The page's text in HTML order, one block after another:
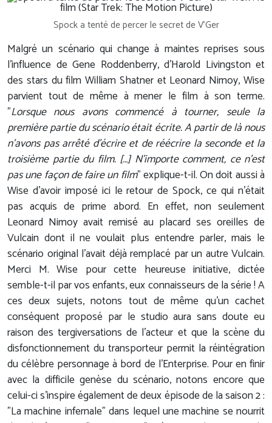
Spock a tenté de percer le secret de V'Ger
Malgré un scénario qui change à maintes reprises sous
l'influence de Gene Roddenberry, d'Harold Livingston et
des stars du film William Shatner et Leonard Nimoy, Wise
parvient tout de même à mener le film à son terme.
"Lorsque nous avons commencé à tourner, seule la
première partie du scénario était écrite. A partir de là nous
n'avons pas arrêté d'écrire et de réécrire la seconde et la
troisième partie du film. […] N'importe comment, ce n'est
pas une façon de faire un film" explique-t-il. On doit aussi à
Wise d'avoir imposé ici le retour de Spock, ce qui n'était
pas acquis de prime abord. En effet, non seulement
Leonard Nimoy avait remisé au placard ses oreilles de
Vulcain dont il ne voulait plus entendre parler, mais le
scénario original l'avait déjà remplacé par un autre Vulcain.
Merci M. Wise pour cette heureuse initiative, dictée
semble-t-il par vos enfants, eux connaisseurs de la série ! A
ces deux sujets, notons tout de même qu'un cachet
conséquent proposé par le studio aura sans doute eu
raison des tergiversations de l'acteur et que la scène du
disfonctionnement du transporteur permit la réintégration
du célèbre personnage à bord de l'Enterprise. Pour en finir
avec la difficile genèse du scénario, notons encore que
celui-ci s'inspire également de deux épisode de la saison 2 :
"La machine infernale" dans lequel une machine se nourrit